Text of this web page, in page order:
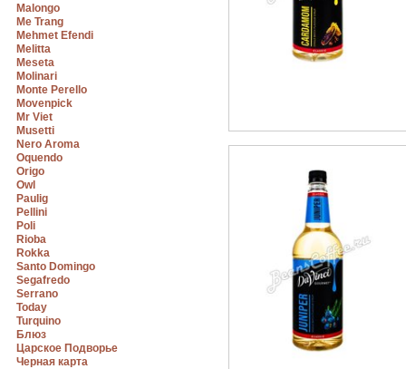
Malongo
Me Trang
Mehmet Efendi
Melitta
Meseta
Molinari
Monte Perello
Movenpick
Mr Viet
Musetti
Nero Aroma
Oquendo
Origo
Owl
Paulig
Pellini
Poli
Rioba
Rokka
Santo Domingo
Segafredo
Serrano
Today
Turquino
Блюз
Царское Подворье
Черная карта